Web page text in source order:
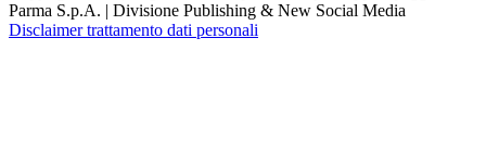
Parma S.p.A. | Divisione Publishing & New Social Media
Disclaimer trattamento dati personali